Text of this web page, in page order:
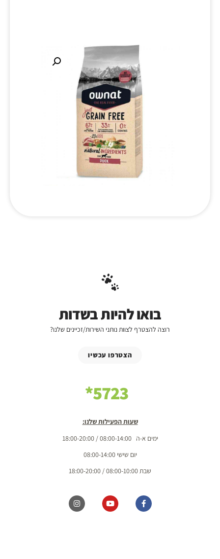
בואו להיות בשדות
רוצה להצטרף לצוות נותני השירות/זכיינים שלנו?
הצטרפו עכשיו
5723*
שעות הפעילות שלנו:
ימים א-ה 08:00-14:00 / 18:00-20:00
יום שישי 08:00-14:00
שבת 08:00-10:00 / 18:00-20:00